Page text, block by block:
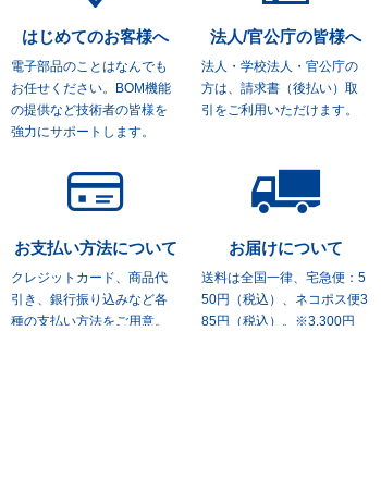
はじめてのお客様へ
電子部品のことはなんでも
お任せください。
BOM機能
の提供など技術者の皆様を
強力にサポートします。
法人/官公庁の皆様へ
法人・学校法人・官公庁の
方は、 請求書（後払い）取
引をご利用いただけます。
お支払い方法について
クレジットカード、商品代
引き、 銀行振り込みなど各
種の支払い方法をご用意。
お届けについて
送料は全国一律、宅急便：5
50円（税込）、 ネコポス便3
85円（税込）。※3,300円